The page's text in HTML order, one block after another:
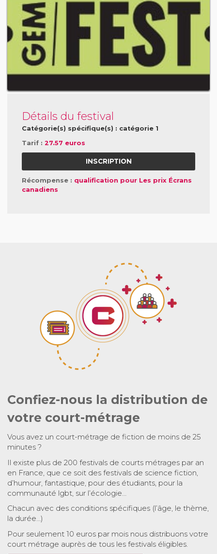
Détails du festival
Catégorie(s) spécifique(s) : catégorie 1
Tarif : 27.57 euros
INSCRIPTION
Récompense : qualification pour Les prix Écrans
canadiens
Confiez-nous la distribution de
votre court-métrage
Vous avez un court-métrage de fiction de moins de 25
minutes ?
Il existe plus de 200 festivals de courts métrages par an
en France, que ce soit des festivals de science fiction,
d’humour, fantastique, pour des étudiants, pour la
communauté lgbt, sur l’écologie…
Chacun avec des conditions spécifiques (l’âge, le thème,
la durée…)
Pour seulement 10 euros par mois nous distribuons votre
court métrage auprès de tous les festivals éligibles.